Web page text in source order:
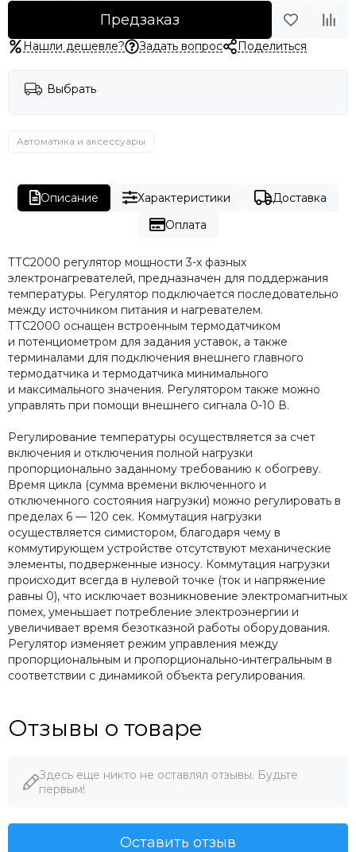
Предзаказ
Нашли дешевле? Задать вопрос Поделиться
Выбрать
Автоматика и аксессуары
Описание Характеристики
Доставка
Оплата
ТТС2000 регулятор мощности 3-х фазных
электронагревателей, предназначен для поддержания
температуры. Регулятор подключается последовательно
между источником питания и нагревателем.
ТТС2000 оснащен встроенным термодатчиком
и потенциометром для задания уставок, а также
терминалами для подключения внешнего главного
термодатчика и термодатчика минимального
и максимального значения. Регулятором также можно
управлять при помощи внешнего сигнала 0-10 В.
Регулирование температуры осуществляется за счет
включения и отключения полной нагрузки
пропорционально заданному требованию к обогреву.
Время цикла (сумма времени включенного и
отключенного состояния нагрузки) можно регулировать в
пределах 6 — 120 сек. Коммутация нагрузки
осуществляется симистором, благодаря чему в
коммутирующем устройстве отсутствуют механические
элементы, подверженные износу. Коммутация нагрузки
происходит всегда в нулевой точке (ток и напряжение
равны 0), что исключает возникновение электромагнитных
помех, уменьшает потребление электроэнергии и
увеличивает время безотказной работы оборудования.
Регулятор изменяет режим управления между
пропорциональным и пропорционально-интегральным в
соответствии с динамикой объекта регулирования.
Отзывы о товаре
Здесь еще никто не оставлял отзывы. Будьте
первым!
Оставить отзыв